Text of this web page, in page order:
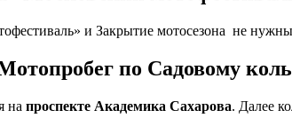
и Закрытие мотосезона не
по Садовому
на проспекте Академика Сахарова. Далее